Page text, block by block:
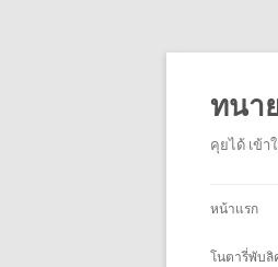
ทนา
คุยได้ เข้า
หน้าแรก
โนตารี่พับลิ